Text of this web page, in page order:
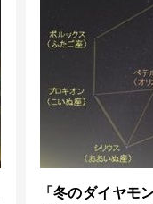
「冬のダイヤモ